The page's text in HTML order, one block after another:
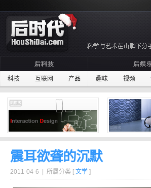
科技 互联网 产品 趣味 视频
震耳欲聋的沉默
2011-04-6 | 所属分类 [ 文学 ]